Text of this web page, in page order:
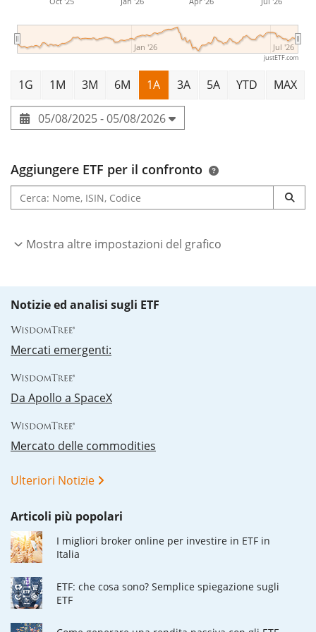
Lussemburgo. Jan '26 Jul '26
justETF.com
1G 1M 3M 6M 1A 3A 5A YTD MAX
05/08/2025 - 05/08/2026
Aggiungere ETF per il confronto
Mostra altre impostazioni del grafico
Notizie ed analisi sugli ETF
Mercati emergenti:
Da Apollo a SpaceX
Mercato delle commodities
Ulteriori Notizie
Articoli più popolari
I migliori broker online per investire in ETF in
Italia
ETF: che cosa sono? Semplice spiegazione sugli
ETF